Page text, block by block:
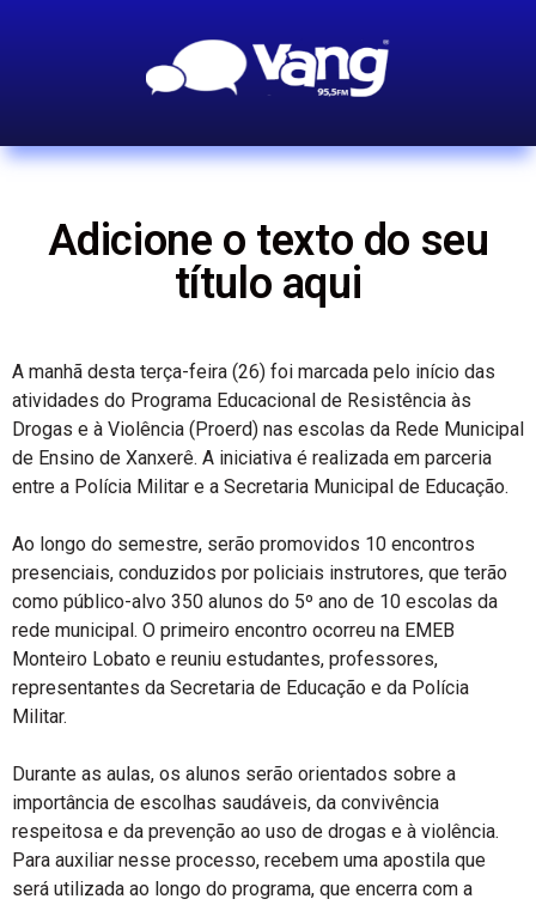
Adicione o texto do seu
título aqui
A manhã desta terça-feira (26) foi marcada pelo início das
atividades do Programa Educacional de Resistência às
Drogas e à Violência (Proerd) nas escolas da Rede Municipal
de Ensino de Xanxerê. A iniciativa é realizada em parceria
entre a Polícia Militar e a Secretaria Municipal de Educação.
Ao longo do semestre, serão promovidos 10 encontros
presenciais, conduzidos por policiais instrutores, que terão
como público-alvo 350 alunos do 5º ano de 10 escolas da
rede municipal. O primeiro encontro ocorreu na EMEB
Monteiro Lobato e reuniu estudantes, professores,
representantes da Secretaria de Educação e da Polícia
Militar.
Durante as aulas, os alunos serão orientados sobre a
importância de escolhas saudáveis, da convivência
respeitosa e da prevenção ao uso de drogas e à violência.
Para auxiliar nesse processo, recebem uma apostila que
será utilizada ao longo do programa, que encerra com a